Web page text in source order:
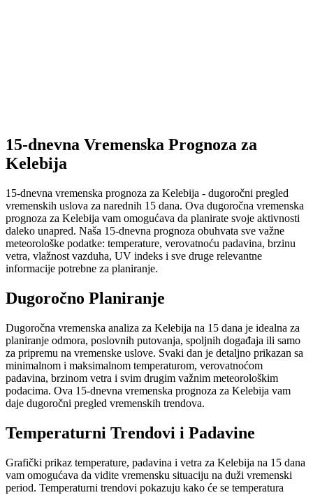
15-dnevna Vremenska Prognoza za
Kelebija
15-dnevna vremenska prognoza za Kelebija - dugoročni pregled
vremenskih uslova za narednih 15 dana. Ova dugoročna vremenska
prognoza za Kelebija vam omogućava da planirate svoje aktivnosti
daleko unapred. Naša 15-dnevna prognoza obuhvata sve važne
meteorološke podatke: temperature, verovatnoću padavina, brzinu
vetra, vlažnost vazduha, UV indeks i sve druge relevantne
informacije potrebne za planiranje.
Dugoročno Planiranje
Dugoročna vremenska analiza za Kelebija na 15 dana je idealna za
planiranje odmora, poslovnih putovanja, spoljnih događaja ili samo
za pripremu na vremenske uslove. Svaki dan je detaljno prikazan sa
minimalnom i maksimalnom temperaturom, verovatnoćom
padavina, brzinom vetra i svim drugim važnim meteorološkim
podacima. Ova 15-dnevna vremenska prognoza za Kelebija vam
daje dugoročni pregled vremenskih trendova.
Temperaturni Trendovi i Padavine
Grafički prikaz temperature, padavina i vetra za Kelebija na 15 dana
vam omogućava da vidite vremensku situaciju na duži vremenski
period. Temperaturni trendovi pokazuju kako će se temperatura